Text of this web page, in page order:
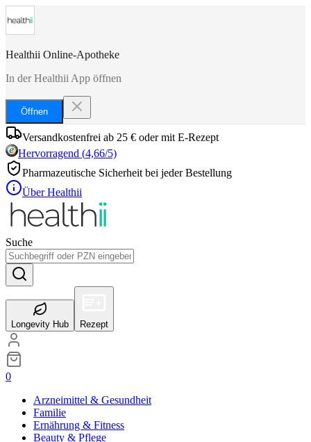
Healthii Online-Apotheke
In der Healthii App öffnen
Öffnen
Versandkostenfrei ab 25 € oder mit E-Rezept
Hervorragend (4,66/5)
Pharmazeutische Sicherheit bei jeder Bestellung
Über Healthii
Suche
Longevity Hub Rezept
0
Arzneimittel & Gesundheit
Familie
Ernährung & Fitness
Beauty & Pflege